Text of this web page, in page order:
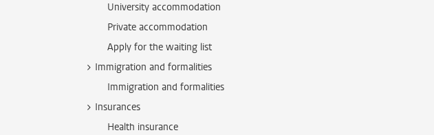
University accommodation
Private accommodation
Apply for the waiting list
Immigration and formalities
Immigration and formalities
Insurances
Health insurance